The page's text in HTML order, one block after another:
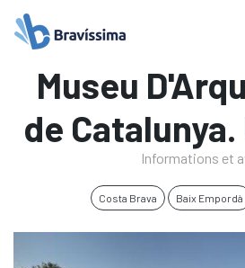
Museu
de
Informations et
Costa Brava Baix Empordà